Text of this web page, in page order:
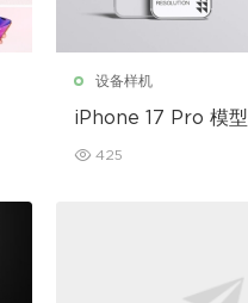
设备样机
iPhone 17 Pro 模型
425